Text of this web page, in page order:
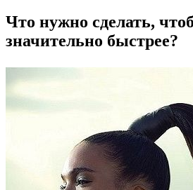
Что нужно сделать,
значительно быстрее?